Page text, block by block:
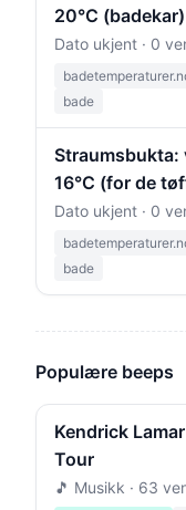
20°C (badekar)
Dato ukjent · 0
bade
Straumsbukta:
16°C (for de
Dato ukjent · 0
bade
Populære beeps
Kendrick
Tour
🎵 Musikk · 63